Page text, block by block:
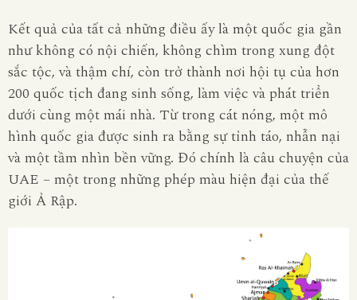
Kết quả của tất cả những điều ấy là một quốc gia gần
như không có nội chiến, không chìm trong xung đột
sắc tộc, và thậm chí, còn trở thành nơi hội tụ của hơn
200 quốc tịch đang sinh sống, làm việc và phát triển
dưới cùng một mái nhà. Từ trong cát nóng, một mô
hình quốc gia được sinh ra bằng sự tỉnh táo, nhẫn nại
và một tầm nhìn bền vững. Đó chính là câu chuyện của
UAE – một trong những phép màu hiện đại của thế
giới Ả Rập.